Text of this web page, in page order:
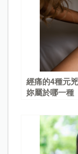
經痛的4種元
妳屬於哪一種